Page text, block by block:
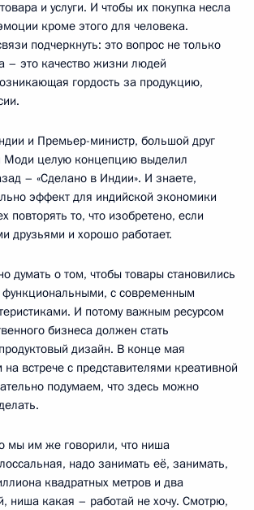
и услуги. И чтобы их покупка несла
кроме этого для человека.
подчеркнуть: это вопрос не только
– это качество жизни людей
гордость за продукцию,
и Премьер-министр, большой друг
Моди целую концепцию выделил
– «Сделано в Индии». И знаете,
эффект для индийской экономики
повторять то, что изобретено, если
друзьями и хорошо работает.
думать о том, чтобы товары становились
с современным
И потому важным ресурсом
бизнеса должен стать
дизайн. В конце мая
встрече с представителями креативной
подумаем, что здесь можно
мы им же говорили, что ниша
надо занимать её, занимать,
квадратных метров и два
ниша какая – работай не хочу. Смотрю,